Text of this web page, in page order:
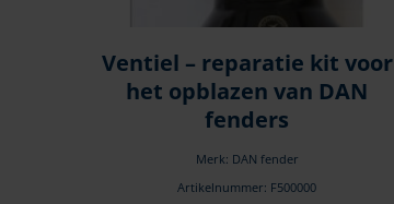
Ventiel – reparatie kit voor
het opblazen van DAN
fenders
Merk: DAN fender
Artikelnummer: F500000